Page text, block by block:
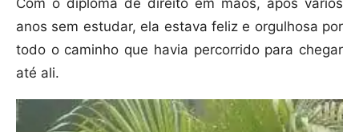
Com o diploma de direito em mãos, após vários
anos sem estudar, ela estava feliz e orgulhosa por
todo o caminho que havia percorrido para chegar
até ali.